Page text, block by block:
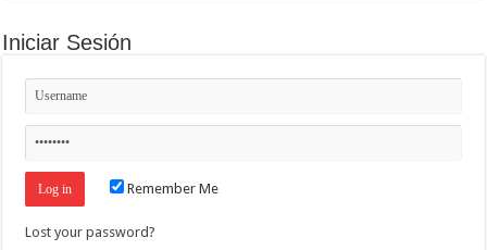
Iniciar Sesión
Remember Me
Lost your password?